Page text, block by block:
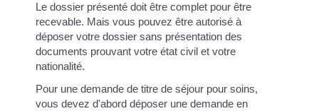
Le dossier présenté doit être complet pour être
recevable. Mais vous pouvez être autorisé à
déposer votre dossier sans présentation des
documents prouvant votre état civil et votre
nationalité.
Pour une demande de titre de séjour pour soins,
vous devez d'abord déposer une demande en